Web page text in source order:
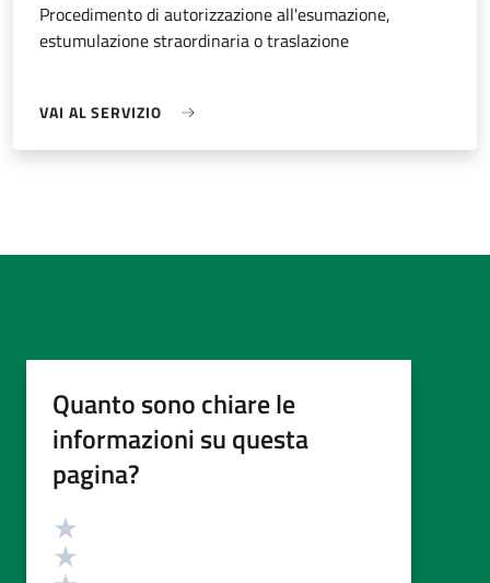
Procedimento di autorizzazione all'esumazione,
estumulazione straordinaria o traslazione
VAI AL SERVIZIO
Quanto sono chiare le
informazioni su questa
pagina?
Valutazione